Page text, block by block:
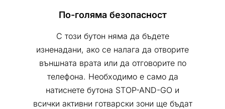
По-голяма безопасност
С този бутон няма да бъдете
изненадани, ако се налага да отворите
външната врата или да отговорите по
телефона. Необходимо е само да
натиснете бутона STOP-AND-GO и
всички активни готварски зони ще бъдат